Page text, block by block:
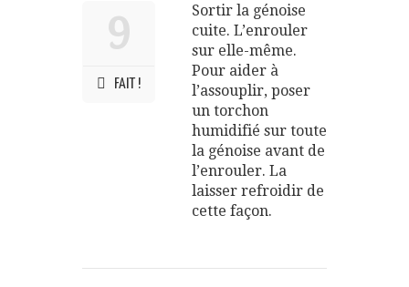
9
FAIT !
Sortir la génoise
cuite. L’enrouler
sur elle-même.
Pour aider à
l’assouplir, poser
un torchon
humidifié sur toute
la génoise avant de
l’enrouler. La
laisser refroidir de
cette façon.